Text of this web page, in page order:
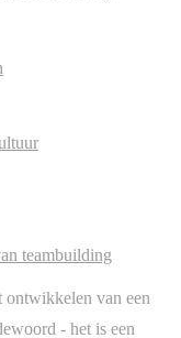
teambuilding
ontwikkelen van een
- het is een